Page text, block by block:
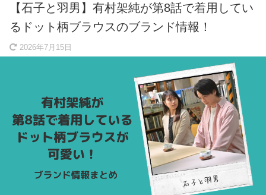
【石子と羽男】有村架純が第8話で着用してい
るドット柄ブラウスのブランド情報！
2026年7月15日